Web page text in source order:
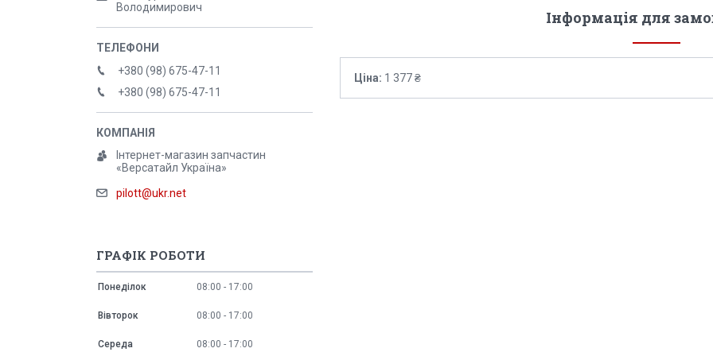
Інформація для
Ціна: 1 377 ₴
Володимирович
+380 (98) 675-47-11
+380 (98) 675-47-11
Інтернет-магазин запчастин
«Версатайл Україна»
pilott@ukr.net
ГРАФІК РОБОТИ
Понеділок 08:00 17:00
Вівторок 08:00 17:00
Середа 08:00 17:00